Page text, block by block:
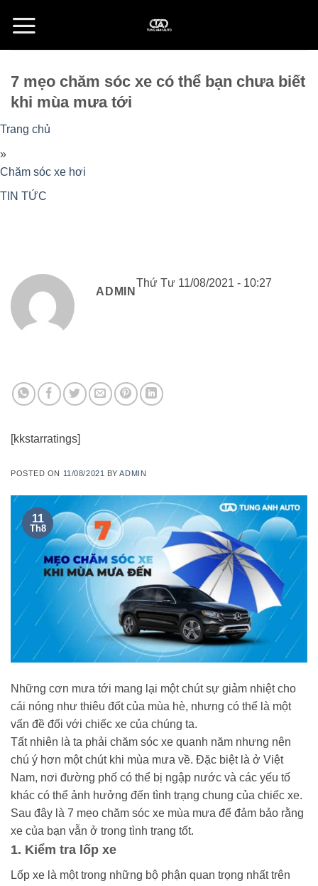
7 mẹo chăm sóc xe có thể bạn chưa biết
khi mùa mưa tới
Trang chủ
»
Chăm sóc xe hơi
TIN TỨC
ADMIN
Thứ Tư 11/08/2021 - 10:27
[kkstarratings]
POSTED ON 11/08/2021 BYADMIN
11
Th8
Những cơn mưa tới mang lại một chút sự giảm nhiệt cho
cái nóng như thiêu đốt của mùa hè, nhưng có thể là một
vấn đề đối với chiếc xe của chúng ta.
Tất nhiên là ta phải chăm sóc xe quanh năm nhưng nên
chú ý hơn một chút khi mùa mưa về. Đặc biệt là ở Việt
Nam, nơi đường phố có thể bị ngập nước và các yếu tố
khác có thể ảnh hưởng đến tình trạng chung của chiếc xe.
Sau đây là 7 mẹo chăm sóc xe mùa mưa để đảm bảo rằng
xe của bạn vẫn ở trong tình trạng tốt.
1. Kiểm tra lốp xe
Lốp xe là một trong những bộ phận quan trọng nhất trên